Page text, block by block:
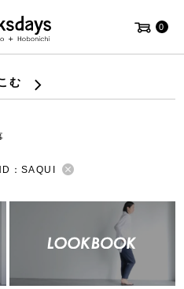
0
む
：SAQUI